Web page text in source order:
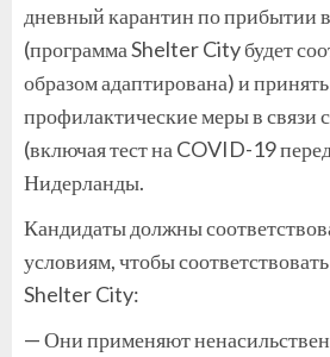
дневный карантин по прибытии
(программа Shelter City будет
образом адаптирована) и
профилактические меры в связи
(включая тест на COVID-19
Нидерланды.
Кандидаты должны
условиям, чтобы
Shelter City:
— Они применяют